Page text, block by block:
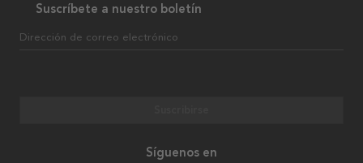
Suscríbete a nuestro boletín
Dirección de correo electrónico
Síguenos en